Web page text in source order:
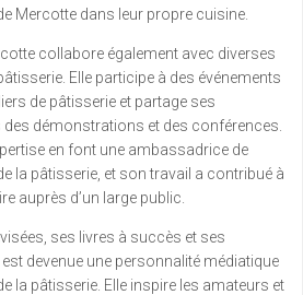
Mercotte dans leur propre cuisine.
collabore également avec diverses
Elle participe à des événements
de pâtisserie et partage ses
démonstrations et des conférences.
en font une ambassadrice de
la pâtisserie, et son travail a contribué à
auprès d’un large public.
ses livres à succès et ses
devenue une personnalité médiatique
la pâtisserie. Elle inspire les amateurs et